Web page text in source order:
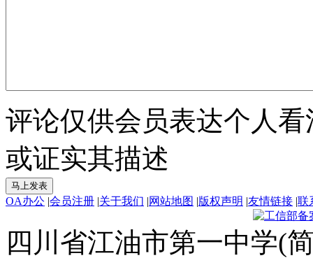
评论仅供会员表达个人
或证实其描述
OA办公 |会员注册 |关于我们 |网站地图 |版权声明 |友情链接 |联
四川省江油市第一中学(